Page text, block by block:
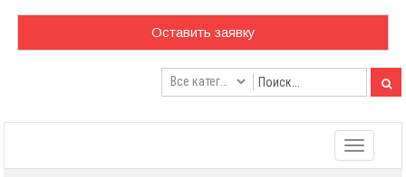
Оставить заявку
Toggle